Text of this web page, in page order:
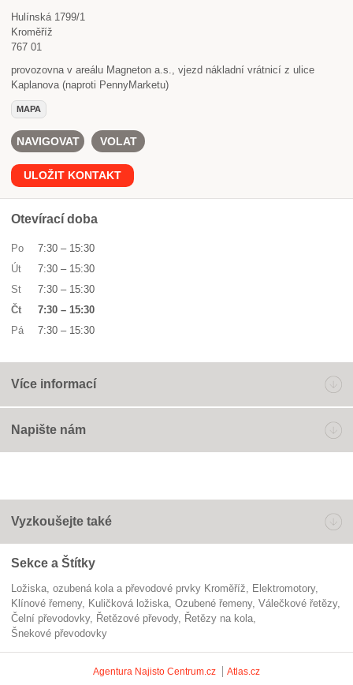
Hulínská 1799/1
Kroměříž
767 01
provozovna v areálu Magneton a.s., vjezd nákladní vrátnicí z ulice
Kaplanova (naproti PennyMarketu)
MAPA
NAVIGOVAT VOLAT
ULOŽIT KONTAKT
Otevírací doba
Po 7:30 – 15:30
Út
7:30 – 15:30
St
7:30 – 15:30
Čt
7:30 – 15:30
Pá
7:30 – 15:30
Více informací
Napište nám
Vyzkoušejte také
Sekce a Štítky
Ložiska, ozubená kola a převodové prvky Kroměříž
elektromotory
klínové řemeny
kuličková ložiska ozubené řemeny
válečkové řetězy
čelní převodovky
řetězové převody
řetězy na kola
šnekové převodovky
Agentura Najisto Centrum.cz Atlas.cz